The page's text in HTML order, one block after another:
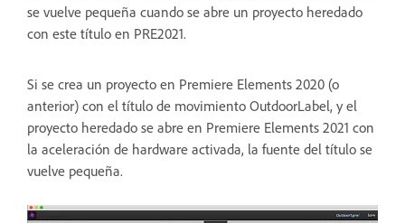
se vuelve pequeña cuando se abre un proyecto heredado
con este título en PRE2021.
Si se crea un proyecto en Premiere Elements 2020 (o
anterior) con el título de movimiento OutdoorLabel, y el
proyecto heredado se abre en Premiere Elements 2021 con
la aceleración de hardware activada, la fuente del título se
vuelve pequeña.